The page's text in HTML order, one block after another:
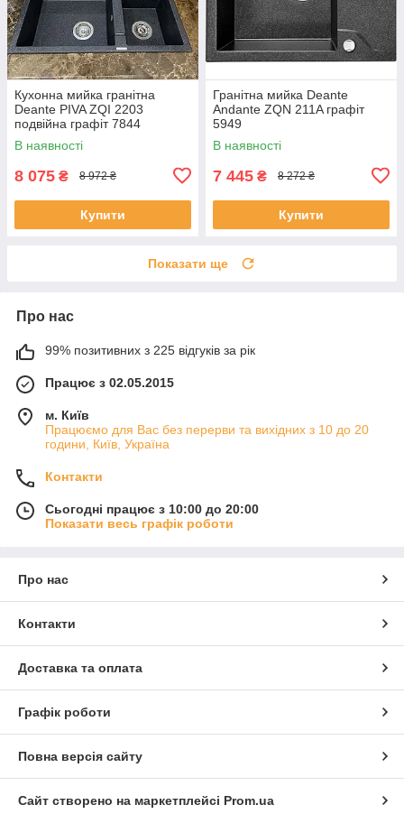
Кухонна мийка гранітна
Deante PIVA ZQI 2203
подвійна графіт 7844
В наявності
8 075 ₴ 8 972 ₴
Купити
Гранітна мийка Deante
Andante ZQN 211A графіт
5949
В наявності
7 445 ₴ 8 272 ₴
Купити
Показати ще
Про нас
99% позитивних з 225 відгуків за рік
Працює з 02.05.2015
м. Київ
Працюємо для Вас без перерви та вихідних з 10 до 20
години, Київ, Україна
Контакти
Сьогодні працює з 10:00 до 20:00
Показати весь графік роботи
Про нас
Контакти
Доставка та оплата
Графік роботи
Повна версія сайту
Сайт створено на маркетплейсі Prom.ua